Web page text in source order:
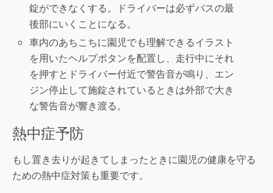
錠ができなくする。ドライバーは必ずバスの最
後部にいくことになる。
車内のあちこちに園児でも理解できるイラスト
を用いたヘルプボタンを配置し、走行中にそれ
を押すとドライバー付近で警告音が鳴り、エン
ジン停止して施錠されているときは外部で大き
な警告音が響き渡る。
熱中症予防
もし置き去りが起きてしまったときに園児の健康を守る
ための熱中症対策も重要です。